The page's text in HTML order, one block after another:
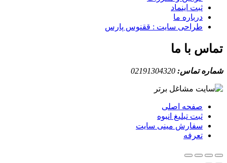
ثبت اینماد
درباره ما
طراحی سایت : ققنوس پارس
با ما
تماس:02191304320
صفحه اصلی
ثبت تبلیغ انبوه
سفارش مینی سایت
تعرفه